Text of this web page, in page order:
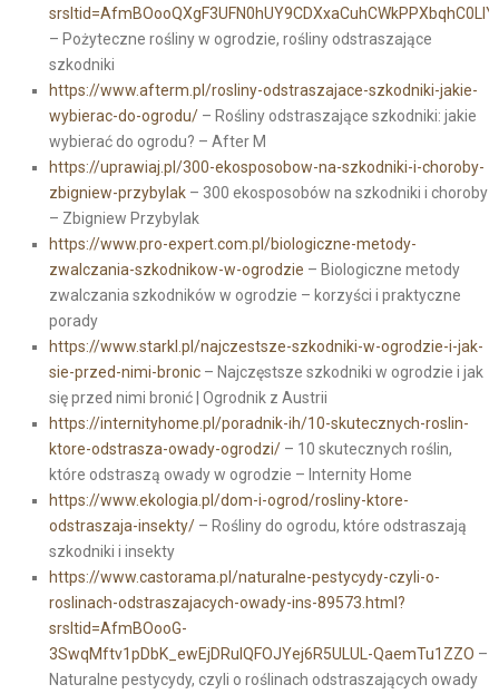
– Pożyteczne rośliny w ogrodzie, rośliny odstraszające
szkodniki
https://www.afterm.pl/rosliny-odstraszajace-szkodniki-jakie-
wybierac-do-ogrodu/– Rośliny odstraszające szkodniki: jakie
wybierać do ogrodu? – After M
https://uprawiaj.pl/300-ekosposobow-na-szkodniki-i-choroby-
zbigniew-przybylak– 300 ekosposobów na szkodniki i choroby
– Zbigniew Przybylak
https://www.pro-expert.com.pl/biologiczne-metody-
zwalczania-szkodnikow-w-ogrodzie – Biologiczne metody
zwalczania szkodników w ogrodzie – korzyści i praktyczne
porady
https://www.starkl.pl/najczestsze-szkodniki-w-ogrodzie-i-jak-
sie-przed-nimi-bronic– Najczęstsze szkodniki w ogrodzie i jak
się przed nimi bronić | Ogrodnik z Austrii
https://internityhome.pl/poradnik-ih/10-skutecznych-roslin-
ktore-odstrasza-owady-ogrodzi/– 10 skutecznych roślin,
które odstraszą owady w ogrodzie – Internity Home
https://www.ekologia.pl/dom-i-ogrod/rosliny-ktore-
odstraszaja-insekty/– Rośliny do ogrodu, które odstraszają
szkodniki i insekty
https://www.castorama.pl/naturalne-pestycydy-czyli-o-
roslinach-odstraszajacych-owady-ins-89573.html?
srsltid=AfmBOooG-
3SwqMftv1pDbK_ewEjDRulQFOJYej6R5ULUL-QaemTu1ZZO –
Naturalne pestycydy, czyli o roślinach odstraszających owady